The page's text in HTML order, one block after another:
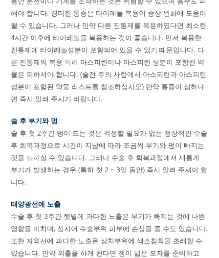
해야 합니다. 경미한 통증은 타이레놀 복용이 증상 완화에 도움이
될 수 있습니다. 그러나 만약 다른 진통제를 복용하였다면 최소한
4시간 이후에 타이레놀을 복용하는 것이 좋습니다. 먼저 복용한
진통제에 타이레놀성분이 포함되어 있을 수 있기 때문입니다. 다
른 진통제의 복용 특히 아스피린이나 아스피린 성분이 포함된 약
물은 피하셔야 합니다. (술전 주의 사항에서 아스피란과 아스피린
성분이 포함된 약물 리스트를 참조하십시오) 만약 통증이 심하다
면 즉시 알려 주시기 바랍니다.
술 후 부기와 멍
술 후 첫 2주간 멍이 드는 것은 걱정할 필요가 없는 정상적인 수술
후 회복과정으로 시간이 지남에 따라 조금씩 부기와 멍이 빠지는
것을 느끼실 수 있습니다. 그러나 수술 후 회복과정에서 새롭게
부기가 발생하는 경우 (특히 첫 2 ~ 3일 동안) 즉시 알려 주셔야 합
니다.
태양광선에 노출
수술 후 첫 3주간 햇볕에 과다한 노출은 부기가 빠지는 것에 나쁜
영향을 미치며, 심지어 수술부위 피부에 손상을 줄 수도 있습니다.
또한 자외선에 과다한 노출은 상처부위에 색소침착을 초래할 수
있습니다. 만약 외출을 하게 된다면 챙이 넓은 모자를 준비하고